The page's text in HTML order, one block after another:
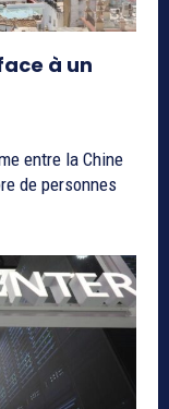
à un
entre la Chine
de personnes